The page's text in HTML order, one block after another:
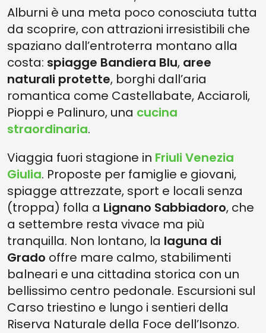
Alburni è una meta poco conosciuta tutta
da scoprire, con attrazioni irresistibili che
spaziano dall’entroterra montano alla
costa: spiagge Bandiera Blu, aree
naturali protette, borghi dall’aria
romantica come Castellabate, Acciaroli,
Pioppi e Palinuro, una cucina
straordinaria.
Viaggia fuori stagione in Friuli Venezia
Giulia. Proposte per famiglie e giovani,
spiagge attrezzate, sport e locali senza
(troppa) folla a Lignano Sabbiadoro, che
a settembre resta vivace ma più
tranquilla. Non lontano, la laguna di
Grado offre mare calmo, stabilimenti
balneari e una cittadina storica con un
bellissimo centro pedonale. Escursioni sul
Carso triestino e lungo i sentieri della
Riserva Naturale della Foce dell’Isonzo.